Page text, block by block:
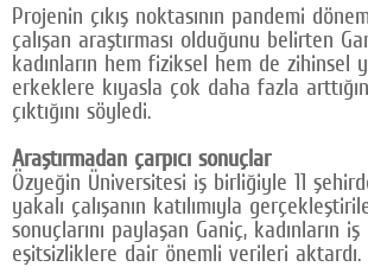
Projenin çıkış noktasının pandemi
çalışan araştırması olduğunu belirten
kadınların hem fiziksel hem de zihinsel
erkeklere kıyasla çok daha fazla
çıktığını söyledi.
Araştırmadan çarpıcı sonuçlar
Özyeğin Üniversitesi iş birliğiyle 11
yakalı çalışanın katılımıyla
sonuçlarını paylaşan Ganiç, kadınların
eşitsizliklere dair önemli verileri aktardı.